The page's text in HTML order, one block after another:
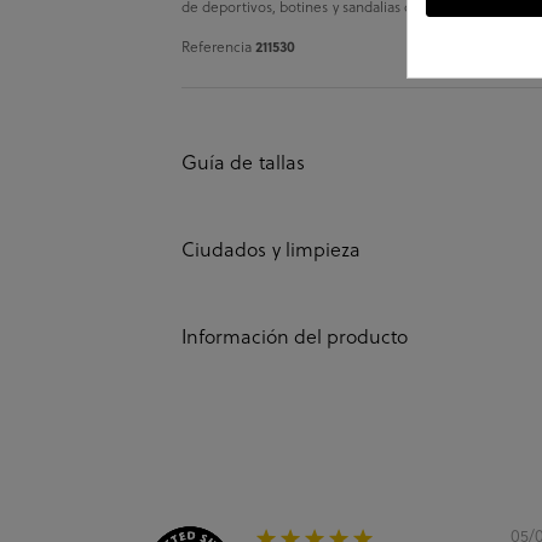
de deportivos, botines y sandalias que aunan
Referencia211530
Guía de tallas
Ciudados y limpieza
Información del producto
05/